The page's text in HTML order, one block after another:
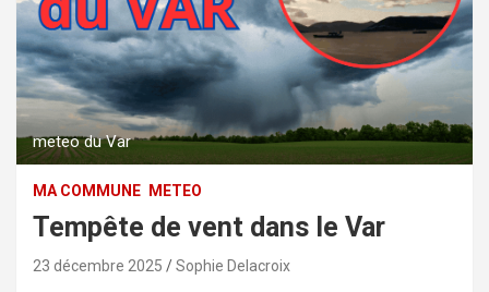
meteo du Var
MA COMMUNE METEO
Tempête de vent dans le Var
23 décembre 2025 Sophie Delacroix